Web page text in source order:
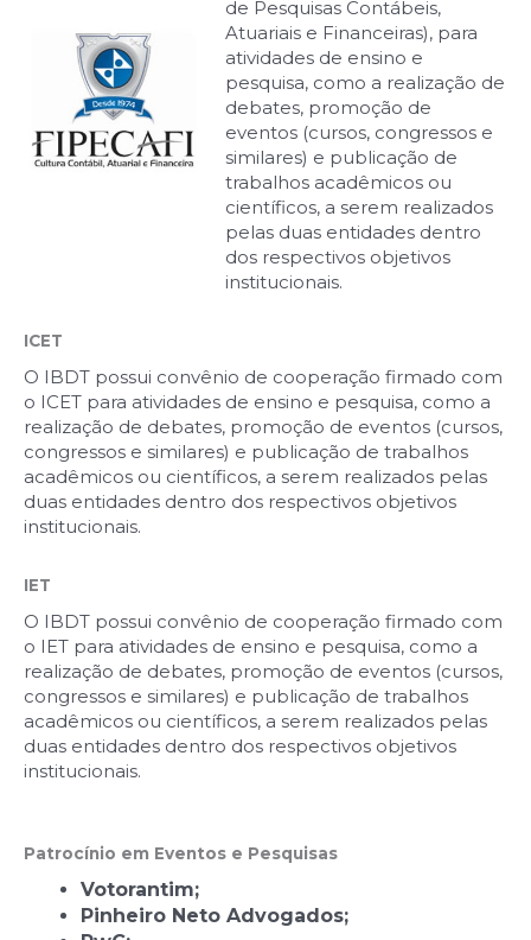
de Pesquisas Contábeis,
Atuariais e Financeiras), para
atividades de ensino e
pesquisa, como a realização de
debates, promoção de
eventos (cursos, congressos e
similares) e publicação de
trabalhos acadêmicos ou
científicos, a serem realizados
pelas duas entidades dentro
dos respectivos objetivos
institucionais.
ICET
O IBDT possui convênio de cooperação firmado com
o ICET para atividades de ensino e pesquisa, como a
realização de debates, promoção de eventos (cursos,
congressos e similares) e publicação de trabalhos
acadêmicos ou científicos, a serem realizados pelas
duas entidades dentro dos respectivos objetivos
institucionais.
IET
O IBDT possui convênio de cooperação firmado com
o IET para atividades de ensino e pesquisa, como a
realização de debates, promoção de eventos (cursos,
congressos e similares) e publicação de trabalhos
acadêmicos ou científicos, a serem realizados pelas
duas entidades dentro dos respectivos objetivos
institucionais.
Patrocínio em Eventos e Pesquisas
Votorantim;
Pinheiro Neto Advogados;